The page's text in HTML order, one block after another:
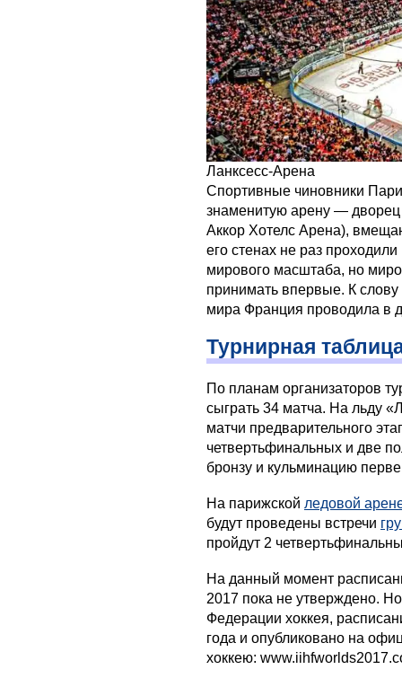
Ланксесс-Арена
Спортивные чиновники
знаменитую арену —
Аккор Хотелс Арена),
его стенах не раз
мирового масштаба, но
принимать впервые. К слову
мира Франция проводила в
Турнирная
По планам организаторов
сыграть 34 матча. На льду
матчи предварительного
четвертьфинальных и две
бронзу и кульминацию
На парижской ледовой
будут проведены встречи
пройдут 2
На данный момент
2017 пока не утверждено.
Федерации хоккея,
года и опубликовано на
хоккею: